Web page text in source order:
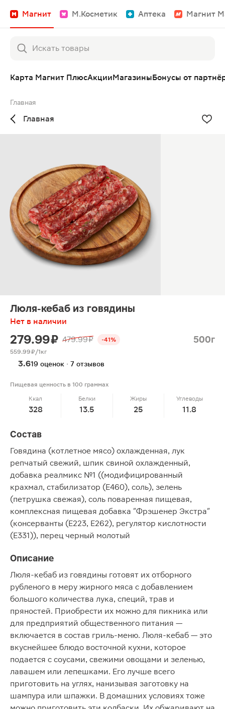
Магнит М.Косметик Аптека Магнит
Карта Магнит ПлюсАкцииМагазиныБонусы от
Главная
Главная
Люля-кебаб из говядины
Нет в наличии
279.99 ₽ 479.99 ₽ -41% 500г
559.99 ₽/1кг
3.619 оценок · 7 отзывов
Пищевая ценность в 100 граммах
Ккал
328
Белки
13.5
Жиры
25
Углеводы
11.8
Состав
Говядина (котлетное мясо) охлажденная, лук
репчатый свежий, шпик свиной охлажденный,
добавка реалмикс №1 ((модифицированный
крахмал, стабилизатор (Е460), соль), зелень
(петрушка свежая), соль поваренная пищевая,
комплексная пищевая добавка "Фрэшенер Экстра"
(консерванты (Е223, Е262), регулятор кислотности
(Е331)), перец черный молотый
Описание
Люля-кебаб из говядины готовят их отборного
рубленого в меру жирного мяса с добавлением
большого количества лука, специй, трав и
пряностей. Приобрести их можно для пикника или
для предприятий общественного питания —
включается в состав гриль-меню. Люля-кебаб — это
вкуснейшее блюдо восточной кухни, которое
подается с соусами, свежими овощами и зеленью,
лавашем или лепешками. Его лучше всего
приготовить на углях, нанизывая заготовку на
шампура или шпажки. В домашних условиях тоже